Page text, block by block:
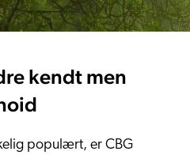
kendt men
populært, er CBG